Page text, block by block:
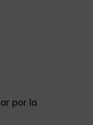
por la